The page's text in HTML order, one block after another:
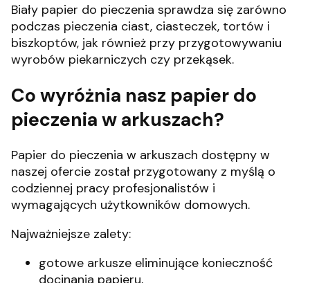
Biały papier do pieczenia sprawdza się zarówno
podczas pieczenia ciast, ciasteczek, tortów i
biszkoptów, jak również przy przygotowywaniu
wyrobów piekarniczych czy przekąsek.
Co wyróżnia nasz papier do
pieczenia w arkuszach?
Papier do pieczenia w arkuszach dostępny w
naszej ofercie został przygotowany z myślą o
codziennej pracy profesjonalistów i
wymagających użytkowników domowych.
Najważniejsze zalety:
gotowe arkusze eliminujące konieczność